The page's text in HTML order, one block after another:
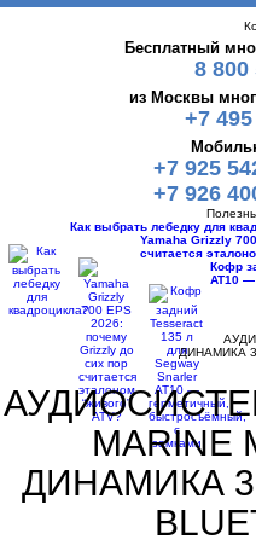
Бесплатный
8 800
из Москвы
+7
+7 925
+7 926
Как выбрать лебедку для
Yamaha Grizzly
считается
Кофр
AT10
ДИНАМИКА
MARINE
ДИНАМИКА 3